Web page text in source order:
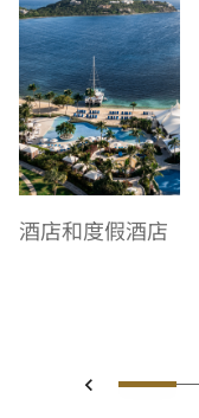
酒店和度假酒店
上一页
1